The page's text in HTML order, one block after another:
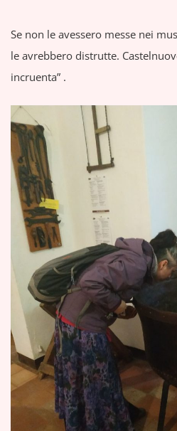
Se non le avessero messe nei
le avrebbero distrutte.
incruenta” .